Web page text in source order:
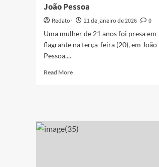
João Pessoa
Redator 21 de janeiro de 2026
0
Uma mulher de 21 anos foi presa em
flagrante na terça-feira (20), em João
Pessoa,...
Read MoreRead
por